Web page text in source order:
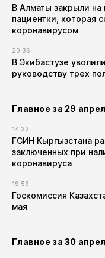
В Алматы закрыли
пациентки, которая
коронавирусом
20:36
В Экибастузе
руководству трех
Главное за 29
14:22
ГСИН Кыргызстана
заключенных при
коронавируса
19:59
Госкомиссия
мая
Главное за 30